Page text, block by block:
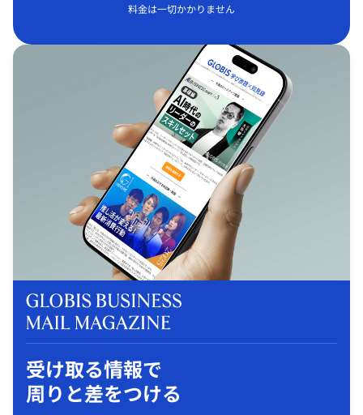
料金は一切かかりません
受け取る情報で
周りと差をつける